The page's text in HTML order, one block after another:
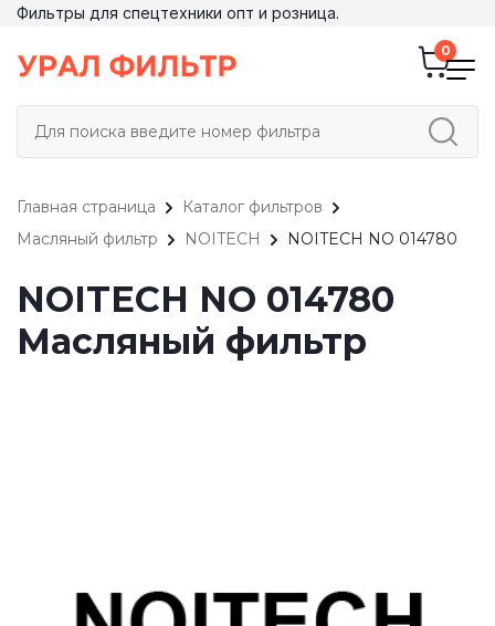
Фильтры для спецтехники опт и розница.
Главная страница
Каталог фильтров
Масляный фильтр
NOITECH NOITECH NO 014780
NOITECH NO 014780
Масляный фильтр